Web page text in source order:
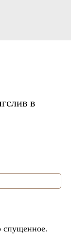
в
спущенное.